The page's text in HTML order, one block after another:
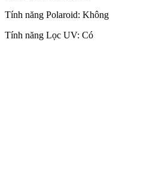
Tính năng Polaroid: Không
Tính năng Lọc UV: Có